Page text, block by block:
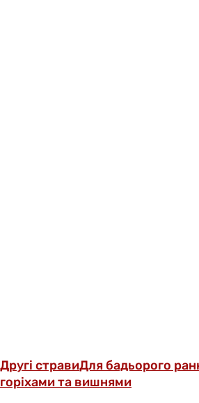
Другі стравиДля бадьорого
горіхами та вишнями